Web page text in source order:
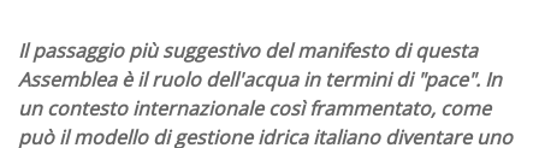
Il passaggio più suggestivo del manifesto di questa
Assemblea è il ruolo dell'acqua in termini di "pace". In
un contesto internazionale così frammentato, come
può il modello di gestione idrica italiano diventare uno